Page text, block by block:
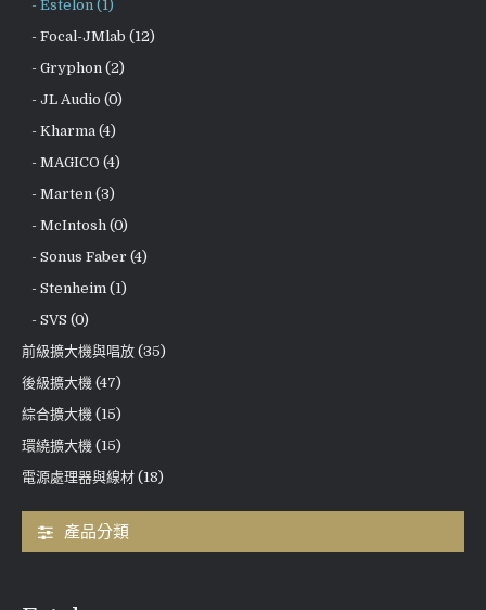
- Estelon (1)
- Focal-JMlab (12)
- Gryphon (2)
- JL Audio (0)
- Kharma (4)
- MAGICO (4)
- Marten (3)
- McIntosh (0)
- Sonus Faber (4)
- Stenheim (1)
- SVS (0)
前級擴大機與唱放 (35)
後級擴大機 (47)
綜合擴大機 (15)
環繞擴大機 (15)
電源處理器與線材 (18)
產品分類